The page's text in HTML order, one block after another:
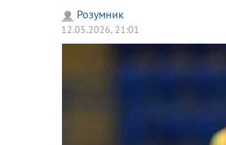
Розумник
12.05.2026, 21:01